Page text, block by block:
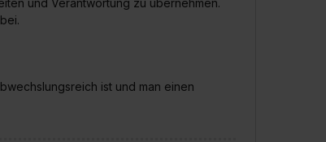
und Verantwortung zu übernehmen.
ist und man einen